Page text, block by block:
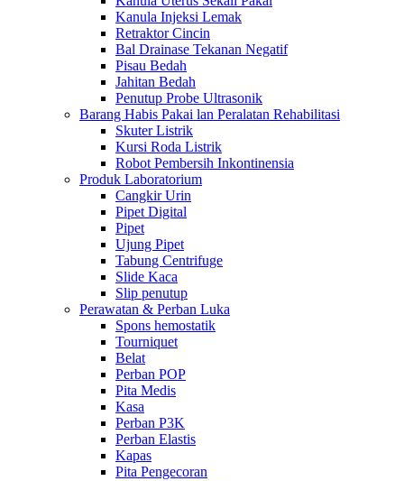
Kanula Injeksi Lemak
Retraktor Cincin
Bal Drainase Tekanan Negatif
Pisau Bedah
Jahitan Bedah
Penutup Probe Ultrasonik
Barang Habis Pakai lan Peralatan Rehabilitasi
Skuter Listrik
Kursi Roda Listrik
Robot Pembersih Inkontinensia
Produk Laboratorium
Cangkir Urin
Pipet Digital
Pipet
Ujung Pipet
Tabung Centrifuge
Slide Kaca
Slip penutup
Perawatan & Perban Luka
Spons hemostatik
Tourniquet
Belat
Perban POP
Pita Medis
Kasa
Perban P3K
Perban Elastis
Kapas
Pita Pengecoran